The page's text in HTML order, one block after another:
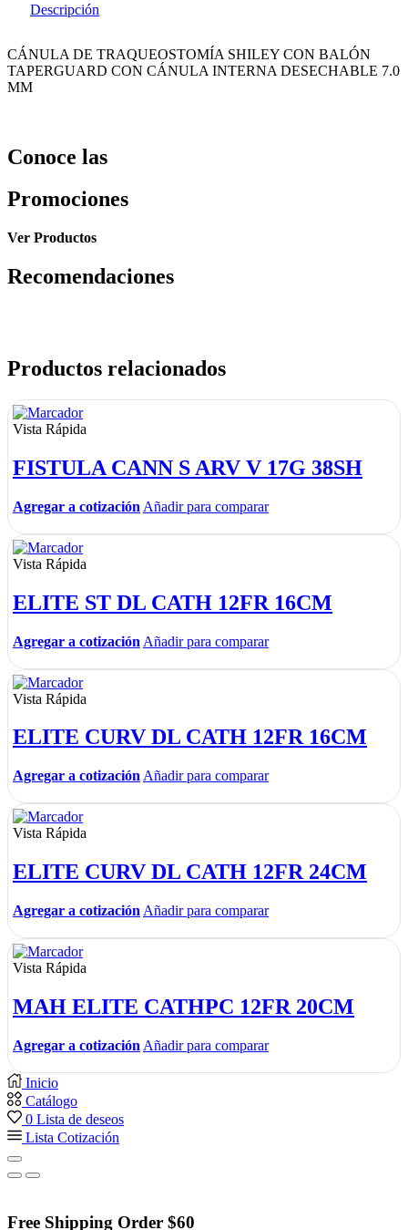
Descripción
CÁNULA DE TRAQUEOSTOMÍA SHILEY CON BALÓN
TAPERGUARD CON CÁNULA INTERNA DESECHABLE 7.0
MM
Conoce las
Promociones
Ver Productos
Recomendaciones
Productos relacionados
Vista Rápida
FISTULA CANN S ARV V 17G 38SH
Agregar a cotización Añadir para comparar
Vista Rápida
ELITE ST DL CATH 12FR 16CM
Agregar a cotización Añadir para comparar
Vista Rápida
ELITE CURV DL CATH 12FR 16CM
Agregar a cotización Añadir para comparar
Vista Rápida
ELITE CURV DL CATH 12FR 24CM
Agregar a cotización Añadir para comparar
Vista Rápida
MAH ELITE CATHPC 12FR 20CM
Agregar a cotización Añadir para comparar
Inicio
Catálogo
0 Lista de deseos
Lista Cotización
Free Shipping Order $60